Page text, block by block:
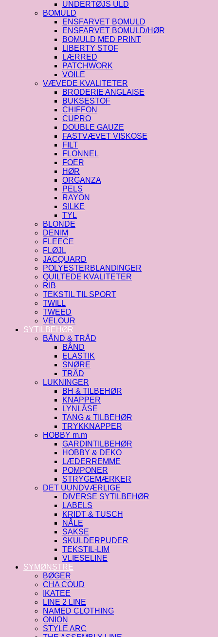
UNDERTØJS ULD
BOMULD
ENSFARVET BOMULD
ENSFARVET BOMULD/HØR
BOMULD MED PRINT
LIBERTY STOF
LÆRRED
PATCHWORK
VOILE
VÆVEDE KVALITETER
BRODERIE ANGLAISE
BUKSESTOF
CHIFFON
CUPRO
DOUBLE GAUZE
FASTVÆVET VISKOSE
FILT
FLONNEL
FOER
HØR
ORGANZA
PELS
RAYON
SILKE
TYL
BLONDE
DENIM
FLEECE
FLØJL
JACQUARD
POLYESTERBLANDINGER
QUILTEDE KVALITETER
RIB
TEKSTIL TIL SPORT
TWILL
TWEED
VELOUR
SYTILBEHØR
BÅND & TRÅD
BÅND
ELASTIK
SNØRE
TRÅD
LUKNINGER
BH & TILBEHØR
KNAPPER
LYNLÅSE
TANG & TILBEHØR
TRYKKNAPPER
HOBBY m.m
GARDINTILBEHØR
HOBBY & DEKO
LÆDERREMME
POMPONER
STRYGEMÆRKER
DET UUNDVÆRLIGE
DIVERSE SYTILBEHØR
LABELS
KRIDT & TUSCH
NÅLE
SAKSE
SKULDERPUDER
TEKSTIL-LIM
VLIESELINE
SYMØNSTRE
BØGER
CHA COUD
IKATEE
LINE 2 LINE
NAMED CLOTHING
ONION
STYLE ARC